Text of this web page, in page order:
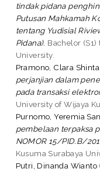
tindak pidana
Putusan Mahkamah
tentang Yudisial
Pidana). Bachelor (S1)
University.
Pramono, Clara
perjanjian dalam
pada transaksi
University of Wijaya
Purnomo, Yeremia
pembelaan terpaksa
NOMOR 15/PID.B/
Kusuma Surabaya
Putri, Dinanda Wianto